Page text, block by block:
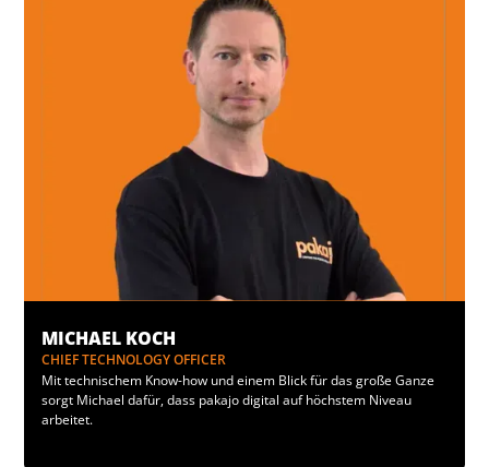
MICHAEL KOCH
CHIEF TECHNOLOGY OFFICER
Mit technischem Know-how und einem Blick für das große Ganze
sorgt Michael dafür, dass pakajo digital auf höchstem Niveau
arbeitet.